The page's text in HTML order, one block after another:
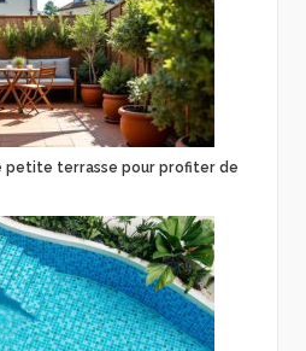
petite terrasse pour profiter de